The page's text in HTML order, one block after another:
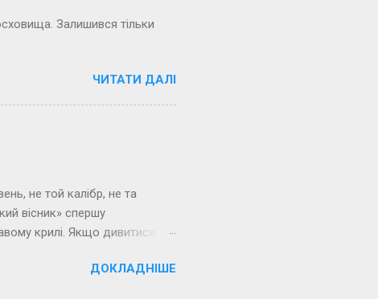
Залишився тільки
ЧИТАТИ ДАЛІ
не той калібр, не та
вісник» спершу
крилі. Якщо дивитися
з раннього ВладіміраДОКЛАДНІШЕ